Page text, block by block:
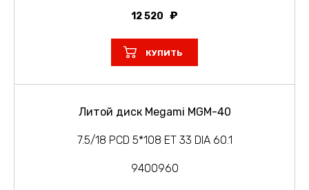
12 520
КУПИТЬ
Литой диск Megami MGM-40
7.5/18 PCD 5*108 ET 33 DIA 60.1
9400960